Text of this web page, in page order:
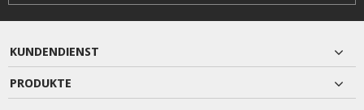
KUNDENDIENST
PRODUKTE